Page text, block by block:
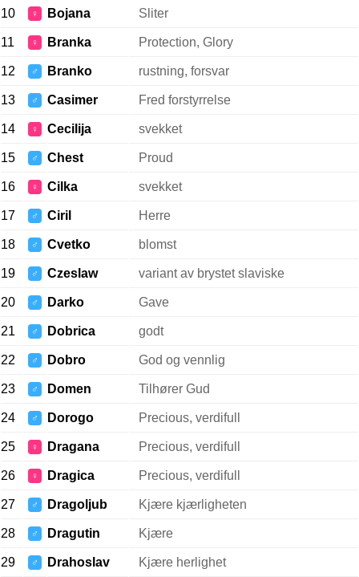
10 ♀ Bojana Sliter
11 ♀ Branka Protection, Glory
12 ♂ Branko rustning, forsvar
13 ♂ Casimer Fred forstyrrelse
14 ♀ Cecilija svekket
15 ♂ Chest Proud
16 ♀ Cilka svekket
17 ♂ Ciril Herre
18 ♂ Cvetko blomst
19 ♂ Czeslaw variant av brystet slaviske
20 ♂ Darko Gave
21 ♂ Dobrica godt
22 ♂ Dobro God og vennlig
23 ♂ Domen Tilhører Gud
24 ♂ Dorogo Precious, verdifull
25 ♀ Dragana Precious, verdifull
26 ♀ Dragica Precious, verdifull
27 ♂ Dragoljub Kjære kjærligheten
28 ♂ Dragutin Kjære
29 ♂ Drahoslav Kjære herlighet